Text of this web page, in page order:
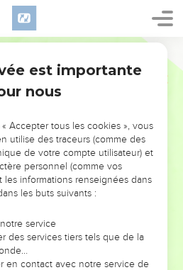
L’ÉVÉNEMENT
!
POUVAIENT VOUS ÉVITER LES
VOTRES ?
voit moins les doutes, les erreurs
ont traversés, alors même que ce
les ont façonnés.
est importante
nous
Accepter tous les cookies », vous
utilise des traceurs (comme des
de votre compte utilisateur) et
personnel (comme vos
informations renseignées dans
les buts suivants :
service
des services tiers tels que de la
en contact avec notre service de